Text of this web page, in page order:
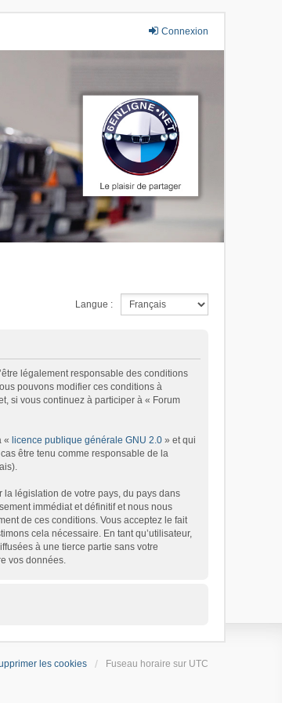
Connexion
Langue :
légalement responsable des conditions
pouvons modifier ces conditions à
si vous continuez à participer à « Forum
« licence publique générale GNU 2.0 » et qui
être tenu comme responsable de la
législation de votre pays, du pays dans
immédiat et définitif et nous nous
de ces conditions. Vous acceptez le fait
cela nécessaire. En tant qu’utilisateur,
à une tierce partie sans votre
vos données.
les cookies Fuseau horaire sur UTC